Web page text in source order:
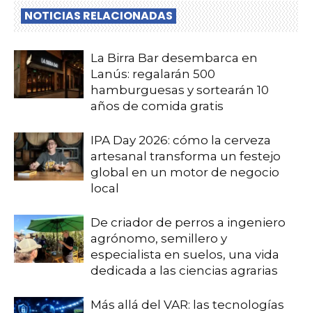
NOTICIAS RELACIONADAS
La Birra Bar desembarca en
Lanús: regalarán 500
hamburguesas y sortearán 10
años de comida gratis
IPA Day 2026: cómo la cerveza
artesanal transforma un festejo
global en un motor de negocio
local
De criador de perros a ingeniero
agrónomo, semillero y
especialista en suelos, una vida
dedicada a las ciencias agrarias
Más allá del VAR: las tecnologías